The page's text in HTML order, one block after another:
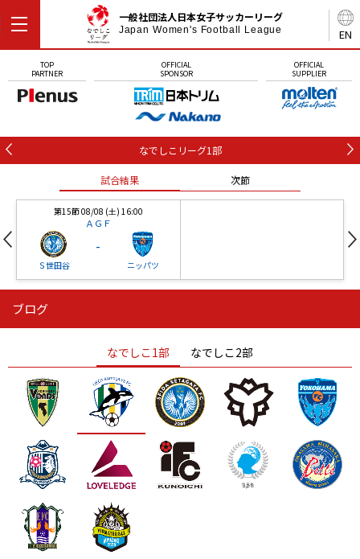
EN
一般社団法人日本女子サッカーリーグ
Japan Women's Football League
TOP
PARTNER
OFFICIAL
SPONSOR
OFFICIAL
SUPPLIER
なでしこリーグ1部
試合結果 次節
第15節 08/08 (土) 16:00
ＡＧＦ
Ｓ世田谷
-
ニッパツ
ニッパツ
ニッパツ 名古屋
石人の星
静岡 愛媛Ｌ
ブログ
なでしこ1部 なでしこ2部